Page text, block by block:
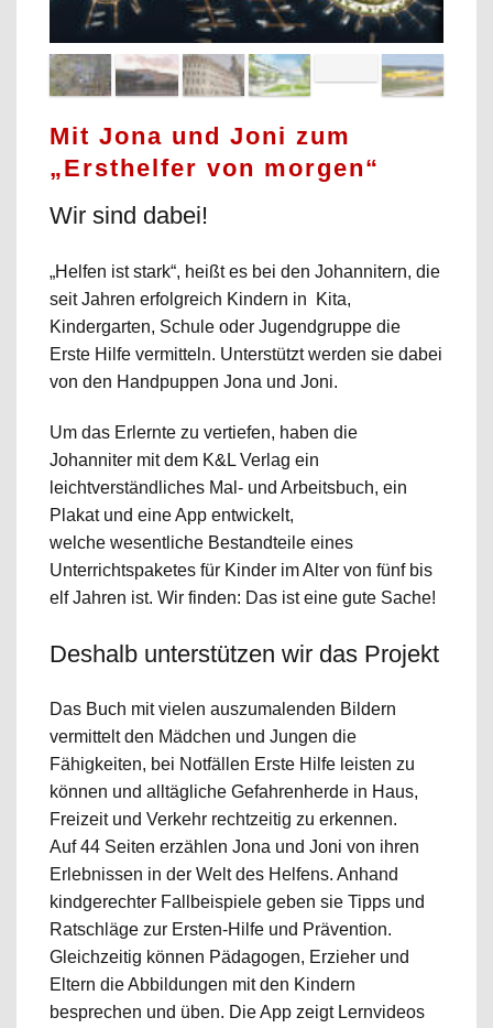
Mit Jona und Joni zum
„Ersthelfer von morgen“
Wir sind dabei!
„Helfen ist stark“, heißt es bei den Johannitern, die
seit Jahren erfolgreich Kindern in Kita,
Kindergarten, Schule oder Jugendgruppe die
Erste Hilfe vermitteln. Unterstützt werden sie dabei
von den Handpuppen Jona und Joni.
Um das Erlernte zu vertiefen, haben die
Johanniter mit dem K&L Verlag ein
leichtverständliches Mal- und Arbeitsbuch, ein
Plakat und eine App entwickelt,
welche wesentliche Bestandteile eines
Unterrichtspaketes für Kinder im Alter von fünf bis
elf Jahren ist. Wir finden: Das ist eine gute Sache!
Deshalb unterstützen wir das Projekt
Das Buch mit vielen auszumalenden Bildern
vermittelt den Mädchen und Jungen die
Fähigkeiten, bei Notfällen Erste Hilfe leisten zu
können und alltägliche Gefahrenherde in Haus,
Freizeit und Verkehr rechtzeitig zu erkennen.
Auf 44 Seiten erzählen Jona und Joni von ihren
Erlebnissen in der Welt des Helfens. Anhand
kindgerechter Fallbeispiele geben sie Tipps und
Ratschläge zur Ersten-Hilfe und Prävention.
Gleichzeitig können Pädagogen, Erzieher und
Eltern die Abbildungen mit den Kindern
besprechen und üben. Die App zeigt Lernvideos